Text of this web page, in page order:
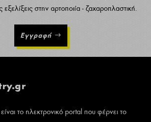
εξελίξεις στην αρτοποιία - ζαχαροπλαστική.
Εγγραφή
το ηλεκτρονικό portal που φέρνει το